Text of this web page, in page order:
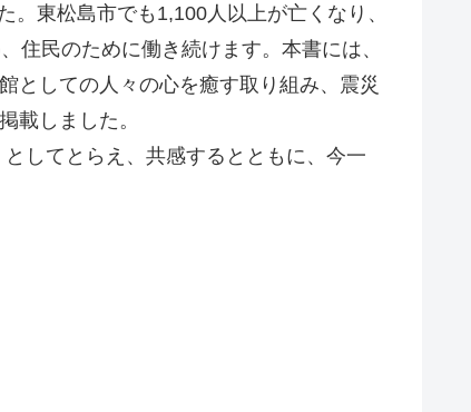
東松島市でも1,100人以上が亡くなり、
住民のために働き続けます。本書には、
としての人々の心を癒す取り組み、震災
載しました。
してとらえ、共感するとともに、今一